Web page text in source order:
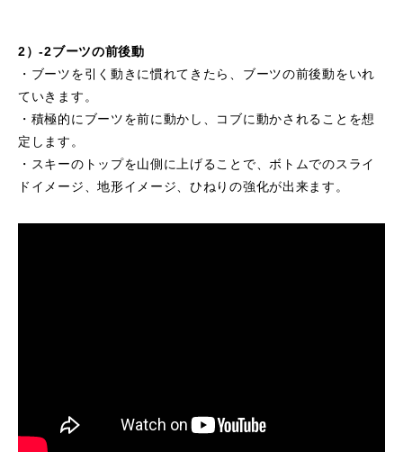
2）-2ブーツの前後動
・ブーツを引く動きに慣れてきたら、ブーツの前後動をいれ
ていきます。
・積極的にブーツを前に動かし、コブに動かされることを想
定します。
・スキーのトップを山側に上げることで、ボトムでのスライ
ドイメージ、地形イメージ、ひねりの強化が出来ます。